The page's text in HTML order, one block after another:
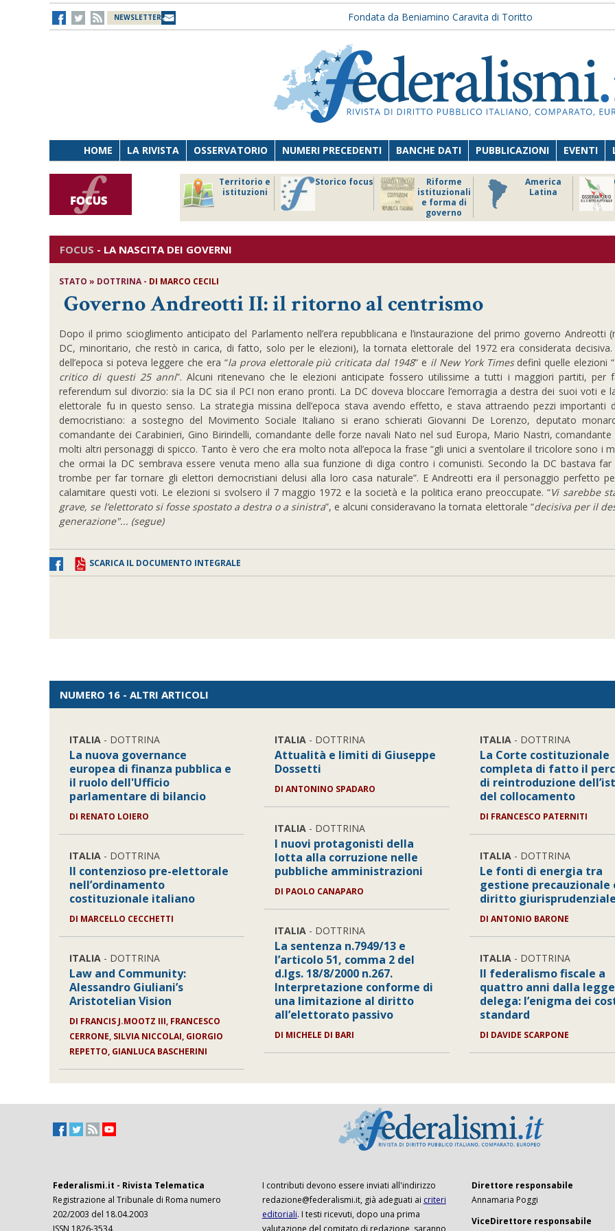
NEWSLETTER Fondata da Beniamino Caravita di Toritto
HOME LA RIVISTA OSSERVATORIO NUMERI PRECEDENTI BANCHE DATI PUBBLICAZIONI EVENTI
Territorio e
istituzioni
Storico focus
Riforme
istituzionali
e forma di
governo
America
Latina
FOCUS - LA NASCITA DEI GOVERNI
STATO » DOTTRINA - DI MARCO CECILI
Governo Andreotti II: il ritorno al centrismo
Dopo il primo scioglimento anticipato del Parlamento nell’era repubblicana e l’instaurazione del primo governo Andreotti
DC, minoritario, che restò in carica, di fatto, solo per le elezioni), la tornata elettorale del 1972 era considerata decisiva.
dell’epoca si poteva leggere che era “la prova elettorale più criticata dal 1948” e il New York Timesdefinì quelle elezioni “
critico di questi 25 anni”. Alcuni ritenevano che le elezioni anticipate fossero utilissime a tutti i maggiori partiti, per
referendum sul divorzio: sia la DC sia il PCI non erano pronti. La DC doveva bloccare l’emorragia a destra dei suoi voti e
elettorale fu in questo senso. La strategia missina dell’epoca stava avendo effetto, e stava attraendo pezzi importanti
democristiano: a sostegno del Movimento Sociale Italiano si erano schierati Giovanni De Lorenzo, deputato
comandante dei Carabinieri, Gino Birindelli, comandante delle forze navali Nato nel sud Europa, Mario Nastri,
molti altri personaggi di spicco. Tanto è vero che era molto nota all’epoca la frase “gli unici a sventolare il tricolore sono i
che ormai la DC sembrava essere venuta meno alla sua funzione di diga contro i comunisti. Secondo la DC bastava far
trombe per far tornare gli elettori democristiani delusi alla loro casa naturale”. E Andreotti era il personaggio perfetto
calamitare questi voti. Le elezioni si svolsero il 7 maggio 1972 e la società e la politica erano preoccupate. “Vi sarebbe
grave, se l’elettorato si fosse spostato a destra o a sinistra”, e alcuni consideravano la tornata elettorale “decisiva per il
generazione"... (segue)
SCARICA IL DOCUMENTO INTEGRALE
NUMERO 16 - ALTRI ARTICOLI
ITALIA - DOTTRINA
La nuova governance
europea di finanza pubblica e
il ruolo dell'Ufficio
parlamentare di bilancio
DI RENATO LOIERO
ITALIA - DOTTRINA
Il contenzioso pre-elettorale
nell’ordinamento
costituzionale italiano
DI MARCELLO CECCHETTI
ITALIA - DOTTRINA
Law and Community:
Alessandro Giuliani’s
Aristotelian Vision
DI FRANCIS J.MOOTZ III, FRANCESCO
CERRONE, SILVIA NICCOLAI, GIORGIO
REPETTO, GIANLUCA BASCHERINI
ITALIA - DOTTRINA
Attualità e limiti di Giuseppe
Dossetti
DI ANTONINO SPADARO
ITALIA - DOTTRINA
I nuovi protagonisti della
lotta alla corruzione nelle
pubbliche amministrazioni
DI PAOLO CANAPARO
ITALIA - DOTTRINA
La sentenza n.7949/13 e
l’articolo 51, comma 2 del
d.lgs. 18/8/2000 n.267.
Interpretazione conforme di
una limitazione al diritto
all’elettorato passivo
DI MICHELE DI BARI
ITALIA- DOTTRINA
La Corte costituzionale
completa di fatto il
di reintroduzione
del collocamento
DI FRANCESCO PATERNITI
ITALIA- DOTTRINA
Le fonti di energia tra
gestione precauzionale
diritto giurisprudenziale
DI ANTONIO BARONE
ITALIA- DOTTRINA
Il federalismo fiscale a
quattro anni dalla legge
delega: l’enigma dei
standard
DI DAVIDE SCARPONE
Federalismi.it - Rivista Telematica
Registrazione al Tribunale di Roma numero
202/2003 del 18.04.2003
I contributi devono essere inviati all'indirizzo
redazione@federalismi.it, già adeguati ai criteri
editoriali. I testi ricevuti, dopo una prima
Direttore responsabile
Annamaria Poggi
ViceDirettore responsabile